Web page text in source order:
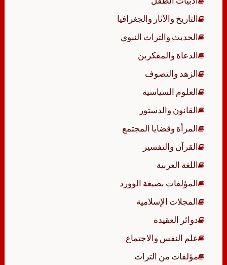
التاريخ والآثار والجغرافيا
الحديث والتراث النبوي
الدعاة والمفكرين
الزهد والتصوف
العلوم السياسية
القانون والدستور
المرأة وقضايا المجتمع
القرآن والتفسير
اللغة العربية
المؤلفات بصيغة الوورد
المجلات الإسلامية
دوائر العقيدة
علم النفس والاجتماع
مؤلفات من التراث